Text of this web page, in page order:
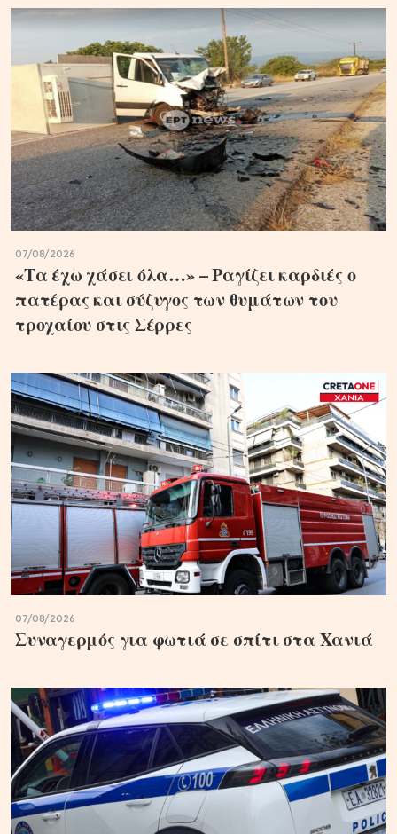
07/08/2026
«Τα έχω χάσει όλα…» – Ραγίζει καρδιές ο
πατέρας και σύζυγος των θυμάτων του
τροχαίου στις Σέρρες
07/08/2026
Συναγερμός για φωτιά σε σπίτι στα Χανιά